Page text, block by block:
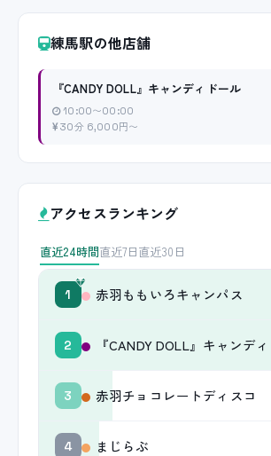
練馬駅の他店舗
『CANDY DOLL』キャンディドール
10:00〜00:00
30分 6,000円〜
アクセスランキング
直近24時間直近7日直近30日
1 赤羽ももいろキャンパス
2 『CANDY DOLL』キャンデ
3 赤羽チョコレートディスコ
4 まじらぶ